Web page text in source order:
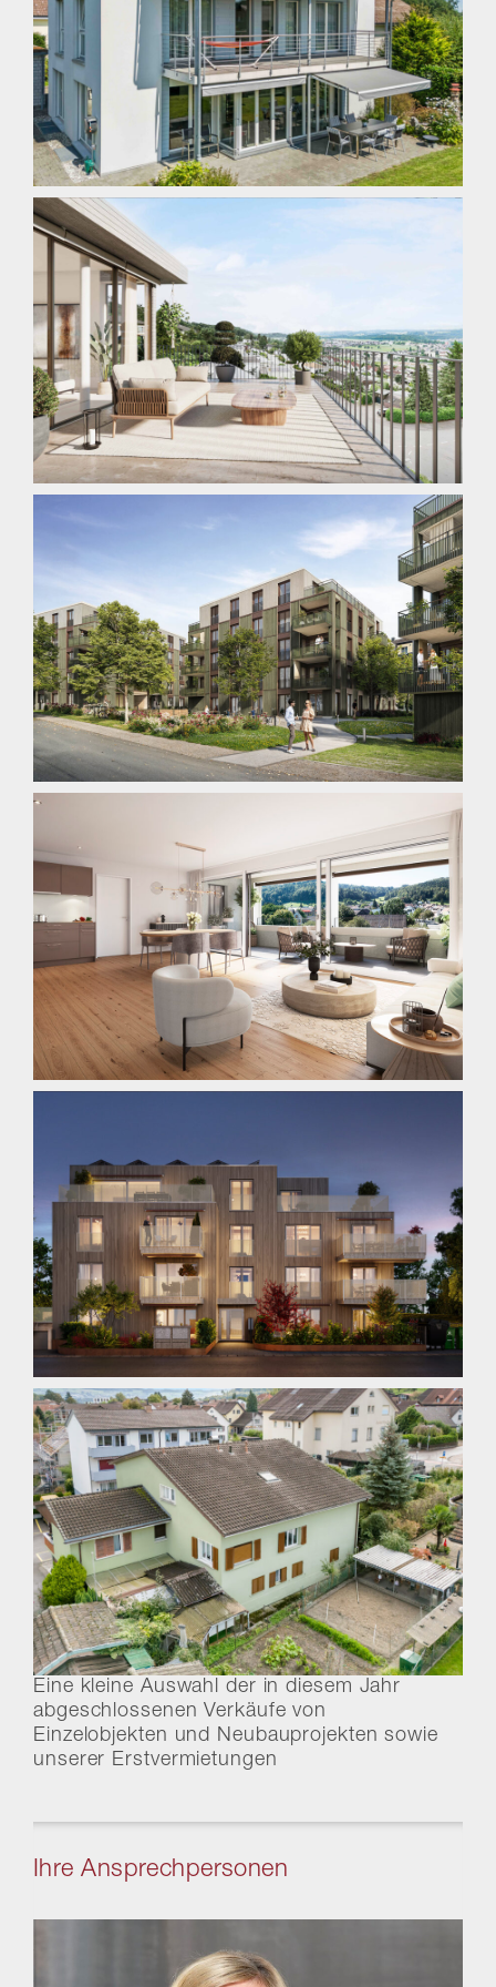
Eine kleine Auswahl der in diesem Jahr
abgeschlossenen Verkäufe von
Einzelobjekten und Neubauprojekten sowie
unserer Erstvermietungen
Ihre Ansprechpersonen